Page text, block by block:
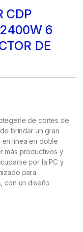
CDP
6
DE
de cortes de
brindar un gran
línea en doble
más productivos y
por la PC y
para
con un diseño